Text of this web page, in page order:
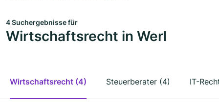
4 Suchergebnisse für
Wirtschaftsrecht in Werl
Wirtschaftsrecht (4) Steuerberater (4) IT-